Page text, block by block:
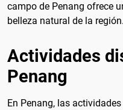
campo de Penang ofrece
belleza natural de la región.
Actividades
Penang
En Penang, las